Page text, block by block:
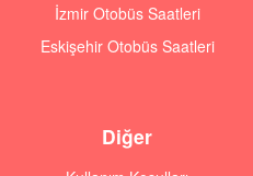
İzmir Otobüs Saatleri
Eskişehir Otobüs Saatleri
Diğer